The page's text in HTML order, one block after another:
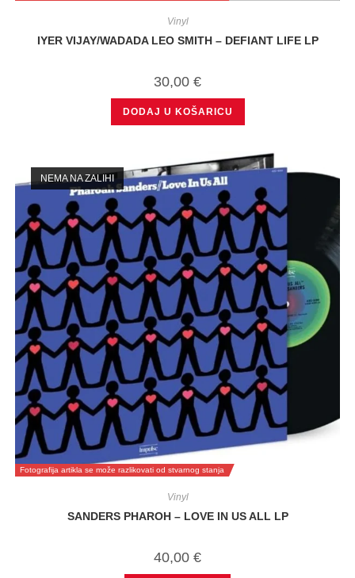
Vinyl
IYER VIJAY/WADADA LEO SMITH – DEFIANT LIFE LP
30,00 €
DODAJ U KOŠARICU
Fotografija artikla se može razlikovati od stvarnog stanja
NEMA NA ZALIHI
Vinyl
SANDERS PHAROH – LOVE IN US ALL LP
40,00 €